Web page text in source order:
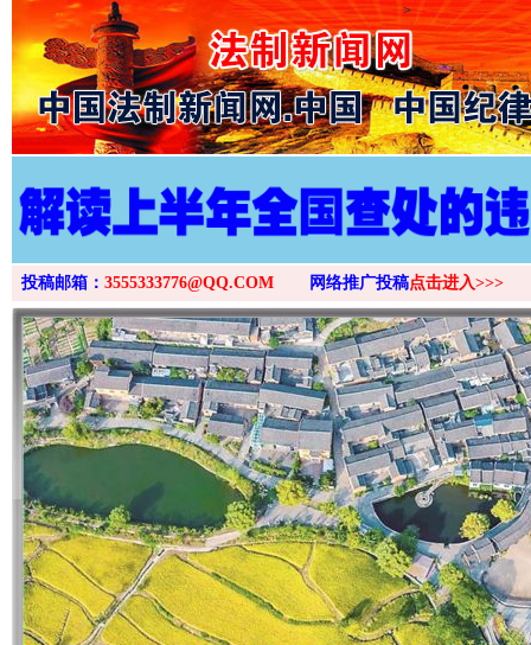
>
投稿邮箱： 3555333776@QQ.COM 网络推广投稿点击进入>>>